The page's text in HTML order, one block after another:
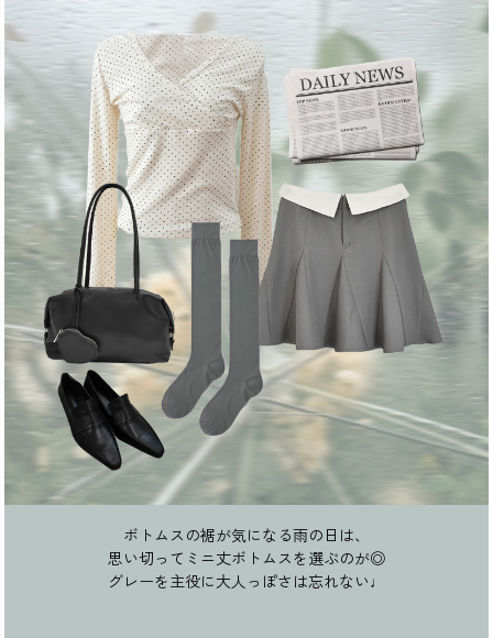
ボトムスの裾が気になる雨の日は、
思い切ってミニ丈ボトムスを選ぶのが◎
グレーを主役に大人っぽさは忘れない♩